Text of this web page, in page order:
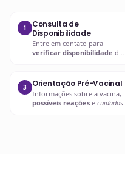
1
Consulta de
Disponibilidade
Entre em contato para
verificar disponibilidade da
3 Orientação Pré-Vacinal
Informações sobre a vacina,
possíveis reações e cuidados.